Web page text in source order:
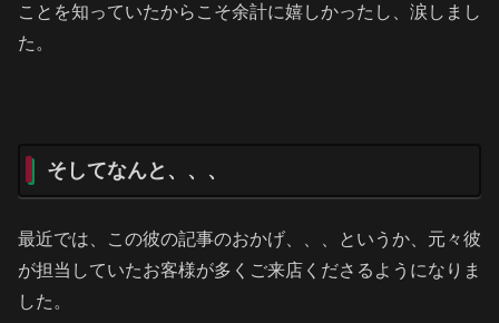
ことを知っていたからこそ余計に嬉しかったし、涙しまし
た。
そしてなんと、、、
最近では、この彼の記事のおかげ、、、というか、元々彼
が担当していたお客様が多くご来店くださるようになりま
した。